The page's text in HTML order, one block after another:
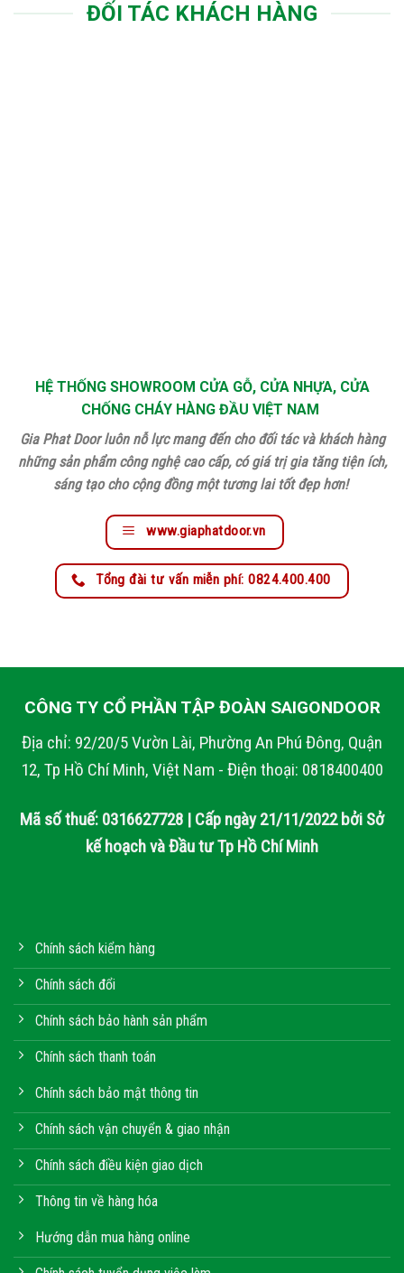
ĐỐI TÁC KHÁCH HÀNG
HỆ THỐNG SHOWROOM CỬA GỖ, CỬA NHỰA, CỬA
CHỐNG CHÁY HÀNG ĐẦU VIỆT NAM
Gia Phat Door luôn nỗ lực mang đến cho đối tác và khách hàng
những sản phẩm công nghệ cao cấp, có giá trị gia tăng tiện ích,
sáng tạo cho cộng đồng một tương lai tốt đẹp hơn!
www.giaphatdoor.vn
Tổng đài tư vấn miễn phí: 0824.400.400
CÔNG TY CỔ PHẦN TẬP ĐOÀN SAIGONDOOR
Địa chỉ: 92/20/5 Vườn Lài, Phường An Phú Đông, Quận
12, Tp Hồ Chí Minh, Việt Nam - Điện thoại: 0818400400
Mã số thuế: 0316627728 | Cấp ngày 21/11/2022 bởi Sở
kế hoạch và Đầu tư Tp Hồ Chí Minh
Chính sách kiểm hàng
Chính sách đổi
Chính sách bảo hành sản phẩm
Chính sách thanh toán
Chính sách bảo mật thông tin
Chính sách vận chuyển & giao nhận
Chính sách điều kiện giao dịch
Thông tin về hàng hóa
Hướng dẫn mua hàng online